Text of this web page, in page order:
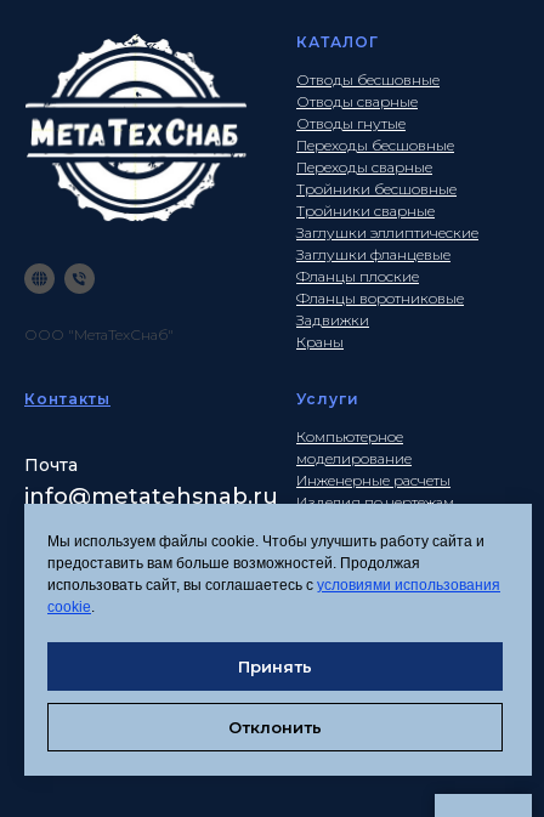
ООО "МетаТехСнаб"
КАТАЛОГ
Отводы бесшовные
Отводы сварные
Отводы гнутые
Переходы бесшовные
Переходы сварные
Тройники бесшовные
Тройники сварные
Заглушки эллиптические
Заглушки фланцевые
Фланцы плоские
Фланцы воротниковые
Задвижки
Краны
Контакты
Почта
info@metatehsnab.ru
Услуги
Компьютерное
моделирование
Инженерные расчеты
Изделия по чертежам
Политика
Согласие на обработку
персональных данных
Соглашение об
Мы используем файлы cookie. Чтобы улучшить работу сайта и
предоставить вам больше возможностей. Продолжая
использовать сайт, вы соглашаетесь с условиями использования
cookie.
Принять
Отклонить